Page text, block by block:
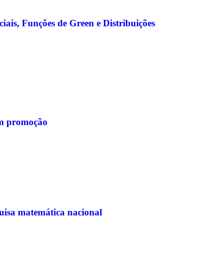
Funções de Green e Distribuições
promoção
matemática nacional